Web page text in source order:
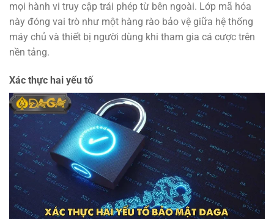
mọi hành vi truy cập trái phép từ bên ngoài. Lớp mã hóa
này đóng vai trò như một hàng rào bảo vệ giữa hệ thống
máy chủ và thiết bị người dùng khi tham gia cá cược trên
nền tảng.
Xác thực hai yếu tố